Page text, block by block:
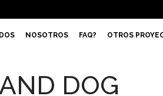
NOSOTROS FAQ? OTROS
DOG